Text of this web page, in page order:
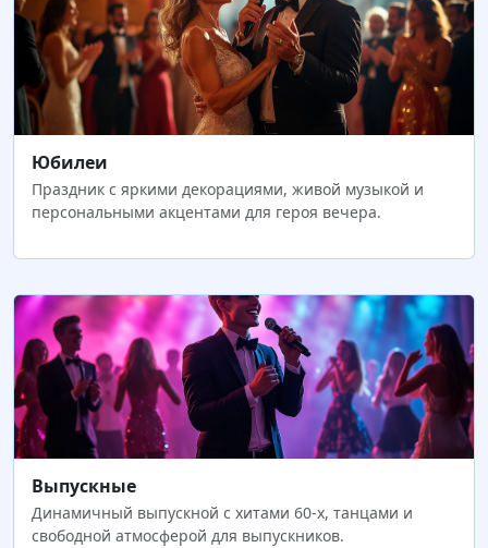
Юбилеи
Праздник с яркими декорациями, живой музыкой и
персональными акцентами для героя вечера.
Выпускные
Динамичный выпускной с хитами 60-х, танцами и
свободной атмосферой для выпускников.